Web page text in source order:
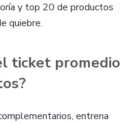
y top 20 de productos
quiebre.
ticket promedio
entrena